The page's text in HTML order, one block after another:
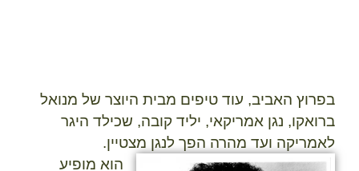
בפרוץ האביב, עוד טיפים מבית היוצר של מנואל
ברואקו, נגן אמריקאי, יליד קובה, שכילד היגר
לאמריקה ועד מהרה הפך לנגן מצטיין.
הוא מופיע